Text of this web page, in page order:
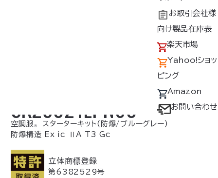
ョン
会社概要
会社沿革
アクセス
採用情報
よくあるご質問
不要なバッテリー
の回収について
デバイス・ファン
オプション対応表
取扱説明書ダウ
ンロードサービス
ユーザー登録
お取引会社様
向け製品在庫表
楽天市場
Yahoo!ショッ
ピング
Amazon
お問い合わせ
SK25021EPN60
空調服 Ⓡ
スターターキット(防爆/ブルーグレー)
防爆構造 Ex ic ⅡA T3 Gc
立体商標登録
第6382529号